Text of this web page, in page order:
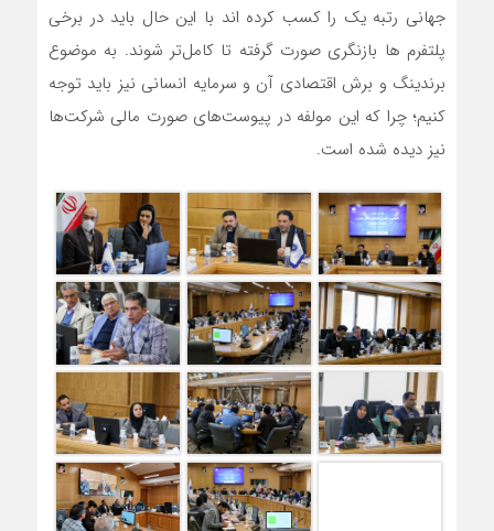
جهانی رتبه یک را کسب کرده اند با این حال باید در برخی
پلتفرم ها بازنگری صورت گرفته تا کامل‌تر شوند. به موضوع
برندینگ و برش اقتصادی آن و سرمایه انسانی نیز باید توجه
کنیم؛ چرا که این مولفه در پیوست‌های صورت مالی شرکت‌ها
نیز دیده شده است.